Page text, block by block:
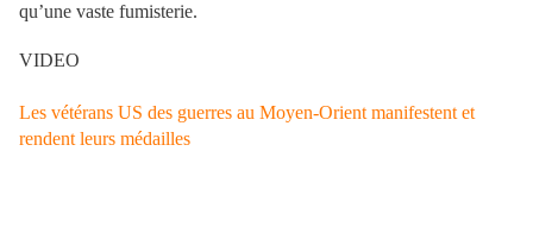
qu’une vaste fumisterie.
VIDEO
Les vétérans US des guerres au Moyen-Orient manifestent et
rendent leurs médailles